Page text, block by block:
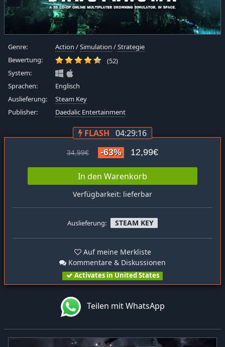
Genre: Action /Simulation /Strategie
Bewertung:
(52)
System:
Sprachen:
Englisch
Auslieferung:
Steam Key
Publisher:
Daedalic Entertainment
FLASH 04:29:15
34,99€ -63% 12,99€
In den Warenkorb
Verfügbarkeit: lieferbar
Auslieferung: STEAM KEY
Auf meine Merkliste
Kommentare & Diskussionen
Activates in United States
Teilen mit WhatsApp